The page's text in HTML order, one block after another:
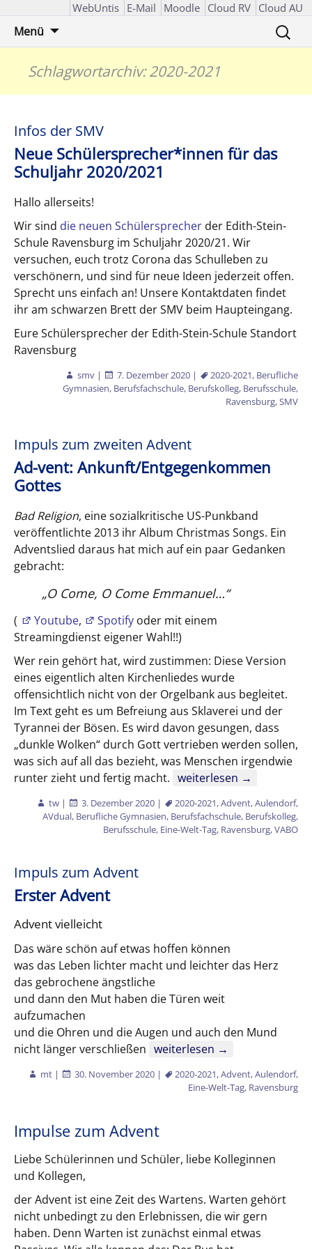
WebUntis E-Mail Moodle Cloud RV Cloud AU
Menü
Suchen
nach:
Schlagwortarchiv: 2020-2021
Infos der SMV
Neue Schülersprecher*innen für das
Schuljahr 2020/2021
Hallo allerseits!
Wir sind die neuen Schülersprecher der Edith-Stein-
Schule Ravensburg im Schuljahr 2020/21. Wir
versuchen, euch trotz Corona das Schulleben zu
verschönern, und sind für neue Ideen jederzeit offen.
Sprecht uns einfach an! Unsere Kontaktdaten findet
ihr am schwarzen Brett der SMV beim Haupteingang.
Eure Schülersprecher der Edith-Stein-Schule Standort
Ravensburg
smv | 7. Dezember 2020 | 2020-2021, Berufliche
Gymnasien, Berufsfachschule, Berufskolleg, Berufsschule,
Ravensburg,SMV
Impuls zum zweiten Advent
Ad-vent: Ankunft/Entgegenkommen
Gottes
Bad Religion, eine sozialkritische US-Punkband
veröffentlichte 2013 ihr Album Christmas Songs. Ein
Adventslied daraus hat mich auf ein paar Gedanken
gebracht:
„O Come, O Come Emmanuel…“
( Youtube, Spotify oder mit einem
Streamingdienst eigener Wahl!!)
Wer rein gehört hat, wird zustimmen: Diese Version
eines eigentlich alten Kirchenliedes wurde
offensichtlich nicht von der Orgelbank aus begleitet.
Im Text geht es um Befreiung aus Sklaverei und der
Tyrannei der Bösen. Es wird davon gesungen, dass
„dunkle Wolken“ durch Gott vertrieben werden sollen,
was sich auf all das bezieht, was Menschen irgendwie
runter zieht und fertig macht. Impuls zum zweiten
weiterlesen →
tw | 3. Dezember 2020 | 2020-2021,Advent,Aulendorf,
AVdual, Berufliche Gymnasien, Berufsfachschule, Berufskolleg,
Berufsschule, Eine-Welt-Tag, Ravensburg,VABO
Impuls zum Advent
Erster Advent
Advent vielleicht
Das wäre schön auf etwas hoffen können
was das Leben lichter macht und leichter das Herz
das gebrochene ängstliche
und dann den Mut haben die Türen weit
aufzumachen
und die Ohren und die Augen und auch den Mund
nicht länger verschließen Impuls zum Advent
weiterlesen →
mt | 30. November 2020 | 2020-2021,Advent,Aulendorf,
Eine-Welt-Tag, Ravensburg
Impulse zum Advent
Liebe Schülerinnen und Schüler, liebe Kolleginnen
und Kollegen,
der Advent ist eine Zeit des Wartens. Warten gehört
nicht unbedingt zu den Erlebnissen, die wir gern
haben. Denn Warten ist zunächst einmal etwas